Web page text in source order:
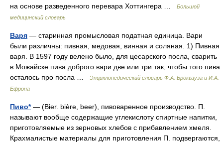
на основе разведенного перевара Хоттингера …
Большой
медицинский словарь
Варя — старинная промысловая податная единица. Вари
были различны: пивная, медовая, винная и соляная. 1) Пивная
варя. В 1597 году велено было, для цесарского посла, сварить
в Можайске пива доброго вари две или три так, чтобы того пива
осталось про посла …
Энциклопедический словарь Ф.А. Брокгауза и И.А.
Ефрона
Пиво*— (Bier. bière, beer), пивоваренное производство. П.
называют вообще содержащие углекислоту спиртные напитки,
приготовляемые из зерновых хлебов с прибавлением хмеля.
Крахмалистые материалы для приготовления П. подвергаются,